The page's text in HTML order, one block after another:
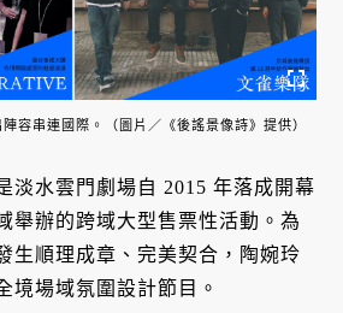
容串連國際。（圖片／《後謠景像詩》提供）
淡水雲門劇場自 2015 年落成開幕
舉辦的跨域大型售票性活動。為
生順理成章、完美契合，陶婉玲
境場域氛圍設計節目。